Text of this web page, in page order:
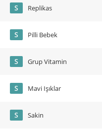
S Replikas
S Pilli Bebek
S Grup Vitamin
S Mavi Işıklar
S Sakin